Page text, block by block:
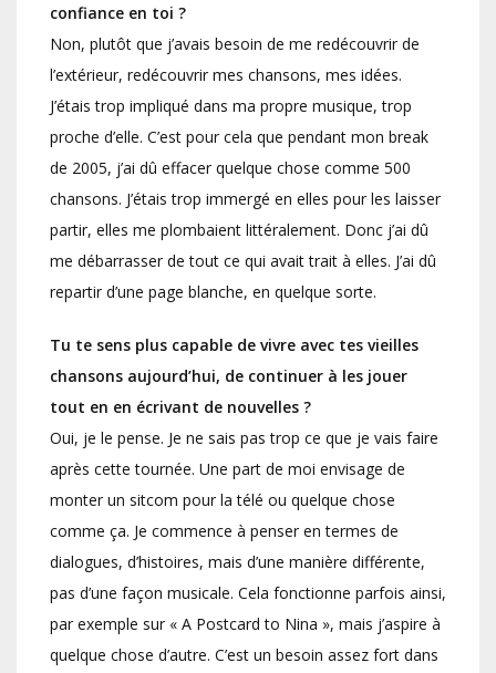
confiance en toi ?
Non, plutôt que j’avais besoin de me redécouvrir de
l’extérieur, redécouvrir mes chansons, mes idées.
J’étais trop impliqué dans ma propre musique, trop
proche d’elle. C’est pour cela que pendant mon break
de 2005, j’ai dû effacer quelque chose comme 500
chansons. J’étais trop immergé en elles pour les laisser
partir, elles me plombaient littéralement. Donc j’ai dû
me débarrasser de tout ce qui avait trait à elles. J’ai dû
repartir d’une page blanche, en quelque sorte.
Tu te sens plus capable de vivre avec tes vieilles
chansons aujourd’hui, de continuer à les jouer
tout en en écrivant de nouvelles ?
Oui, je le pense. Je ne sais pas trop ce que je vais faire
après cette tournée. Une part de moi envisage de
monter un sitcom pour la télé ou quelque chose
comme ça. Je commence à penser en termes de
dialogues, d’histoires, mais d’une manière différente,
pas d’une façon musicale. Cela fonctionne parfois ainsi,
par exemple sur « A Postcard to Nina », mais j’aspire à
quelque chose d’autre. C’est un besoin assez fort dans